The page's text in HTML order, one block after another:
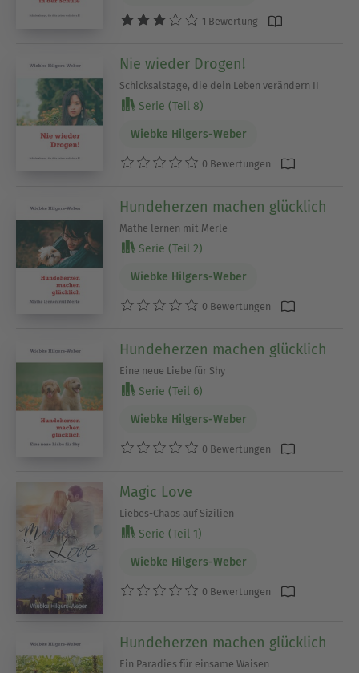
1 Bewertung
Nie wieder Drogen!
Schicksalstage, die dein Leben verändern II
Serie (Teil 8)
Wiebke Hilgers-Weber
0 Bewertungen
Hundeherzen machen glücklich
Mathe lernen mit Merle
Serie (Teil 2)
Wiebke Hilgers-Weber
0 Bewertungen
Hundeherzen machen glücklich
Eine neue Liebe für Shy
Serie (Teil 6)
Wiebke Hilgers-Weber
0 Bewertungen
Magic Love
Liebes-Chaos auf Sizilien
Serie (Teil 1)
Wiebke Hilgers-Weber
0 Bewertungen
Hundeherzen machen glücklich
Ein Paradies für einsame Waisen